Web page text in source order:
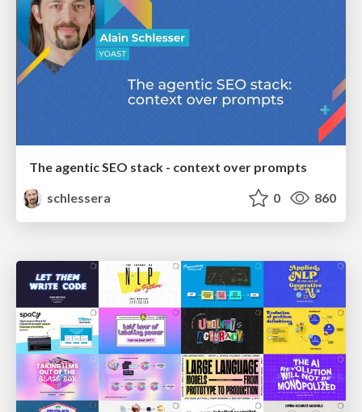
The agentic SEO stack - context over prompts
schlessera
0 860